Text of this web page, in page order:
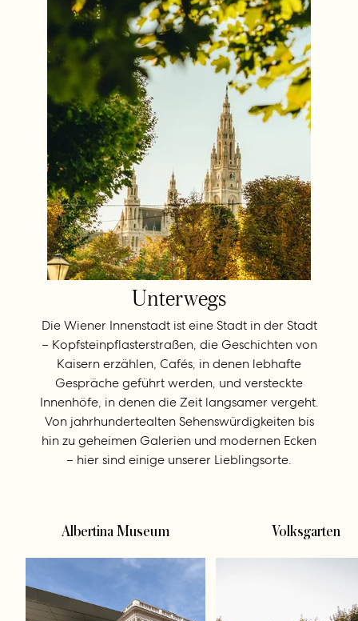
Unterwegs
Die Wiener Innenstadt ist eine Stadt in der Stadt
– Kopfsteinpflasterstraßen, die Geschichten von
Kaisern erzählen, Cafés, in denen lebhafte
Gespräche geführt werden, und versteckte
Innenhöfe, in denen die Zeit langsamer vergeht.
Von jahrhundertealten Sehenswürdigkeiten bis
hin zu geheimen Galerien und modernen Ecken
– hier sind einige unserer Lieblingsorte.
Albertina Museum Volksgarten